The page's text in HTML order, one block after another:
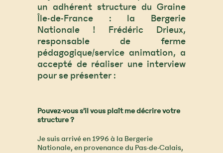
un adhérent structure du Graine
Île-de-France : la Bergerie
Nationale ! Frédéric Drieux,
responsable de ferme
pédagogique/service animation, a
accepté de réaliser une interview
pour se présenter :
Pouvez-vous s’il vous plaît me décrire votre
structure ?
Je suis arrivé en 1996 à la Bergerie
Nationale, en provenance du Pas-de-Calais,